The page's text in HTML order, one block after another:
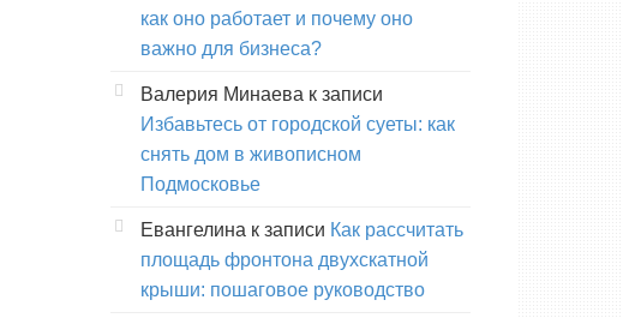
как оно работает и почему оно
важно для бизнеса?
Валерия Минаева к записи
Избавьтесь от городской суеты: как
снять дом в живописном
Подмосковье
Евангелина к записи Как рассчитать
площадь фронтона двухскатной
крыши: пошаговое руководство